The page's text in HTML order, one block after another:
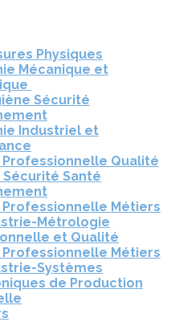
Physiques
Mécanique et
Sécurité
Industriel et
Qualité
Sécurité Santé
Métiers
Métrologie
et Qualité
Métiers
Systèmes
de Production